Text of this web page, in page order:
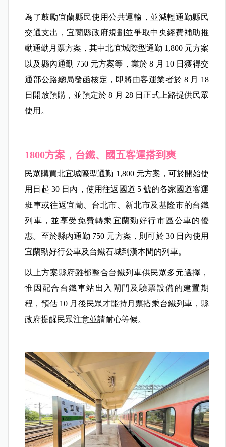
為了鼓勵宜蘭縣民使用公共運輸，並減輕通勤縣民
交通支出，宜蘭縣政府規劃並爭取中央經費補助推
動通勤月票方案，其中北宜城際型通勤 1,800 元方案
以及縣內通勤 750 元方案等，業於 8 月 10 日獲得交
通部公路總局發函核定，即將由客運業者於 8 月 18
日開放預購，並預定於 8 月 28 日正式上路提供民眾
使用。
1800方案，台鐵、國五客運搭到爽
民眾購買北宜城際型通勤 1,800 元方案，可於開始使
用日起 30 日內，使用往返國道 5 號的各家國道客運
班車或往返宜蘭、台北市、新北市及基隆市的台鐵
列車，並享受免費轉乘宜蘭勁好行市區公車的優
惠。至於縣內通勤 750 元方案，則可於 30 日內使用
宜蘭勁好行公車及台鐵石城到漢本間的列車。
以上方案縣府雖都整合台鐵列車供民眾多元選擇，
惟因配合台鐵車站出入閘門及驗票設備的建置期
程，預估 10 月後民眾才能持月票搭乘台鐵列車，縣
政府提醒民眾注意並請耐心等候。